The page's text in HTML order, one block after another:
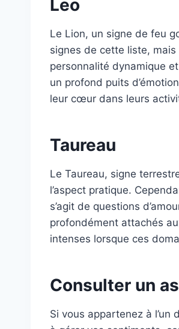
Leo
Le Lion, un signe de feu
signes de cette liste,
personnalité dynamique
un profond puits
leur cœur dans leurs
Taureau
Le Taureau, signe
l’aspect pratique.
s’agit de questions
profondément attachés
intenses lorsque ces
Consulter un
Si vous appartenez à l’un